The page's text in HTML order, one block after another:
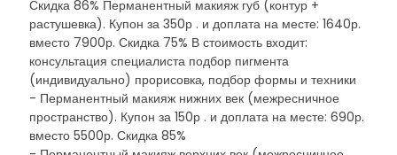
Скидка 86% Перманентный макияж губ (контур +
растушевка). Купон за 350р . и доплата на месте: 1640р.
вместо 7900р. Скидка 75% В стоимость входит:
консультация специалиста подбор пигмента
(индивидуально) прорисовка, подбор формы и техники
- Перманентный макияж нижних век (межресничное
пространство). Купон за 150р . и доплата на месте: 690р.
вместо 5500р. Скидка 85%